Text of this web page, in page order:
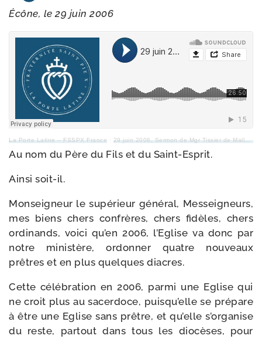
Écône, le 29 juin 2006
La Porte Latine – FSSPX France · 29 juin 2006, Sermon de Mgr Tissier de Mallerais à Ecône
Au nom du Père du Fils et du Saint-Esprit.
Ainsi soit-​il.
Monseigneur le supé­rieur géné­ral, Messeigneurs,
mes biens chers confrères, chers fidèles, chers
ordi­nands, voi­ci qu’en 2006, l’Eglise va donc par
notre minis­tère, ordon­ner quatre nou­veaux
prêtres et en plus quelques diacres.
Cette célé­bra­tion en 2006, par­mi une Eglise qui
ne croit plus au sacer­doce, puisqu’elle se pré­pare
à être une Eglise sans prêtre, et qu’elle s’organise
du reste, par­tout dans tous les dio­cèses, pour